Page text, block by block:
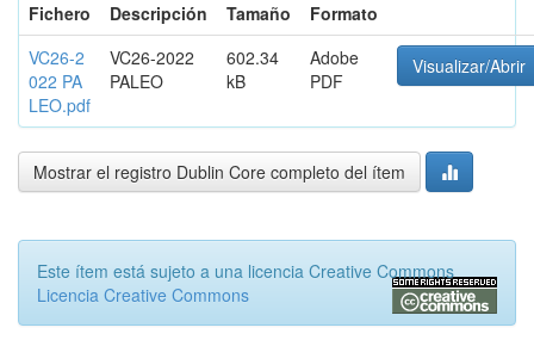
Fichero
Descripción Tamaño
Formato
VC26-2
022 PA
LEO.pdf
VC26-2022
PALEO
602.34
kB
Adobe
PDF
Visualizar/Abrir
Mostrar el registro Dublin Core completo del ítem
Este ítem está sujeto a una licencia Creative Commons
Licencia Creative Commons